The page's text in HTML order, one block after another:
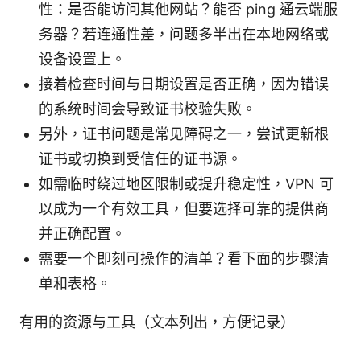
性：是否能访问其他网站？能否 ping 通云端服
务器？若连通性差，问题多半出在本地网络或
设备设置上。
接着检查时间与日期设置是否正确，因为错误
的系统时间会导致证书校验失败。
另外，证书问题是常见障碍之一，尝试更新根
证书或切换到受信任的证书源。
如需临时绕过地区限制或提升稳定性，VPN 可
以成为一个有效工具，但要选择可靠的提供商
并正确配置。
需要一个即刻可操作的清单？看下面的步骤清
单和表格。
有用的资源与工具（文本列出，方便记录）